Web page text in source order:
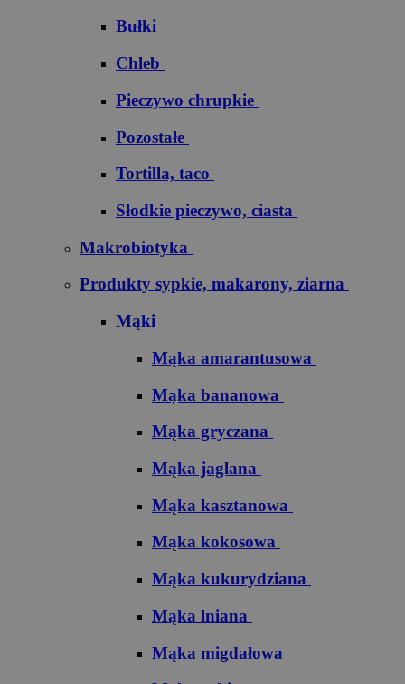
Bułki
Chleb
Pieczywo chrupkie
Pozostałe
Tortilla, taco
Słodkie pieczywo, ciasta
Makrobiotyka
Produkty sypkie, makarony, ziarna
Mąki
Mąka amarantusowa
Mąka bananowa
Mąka gryczana
Mąka jaglana
Mąka kasztanowa
Mąka kokosowa
Mąka kukurydziana
Mąka lniana
Mąka migdałowa